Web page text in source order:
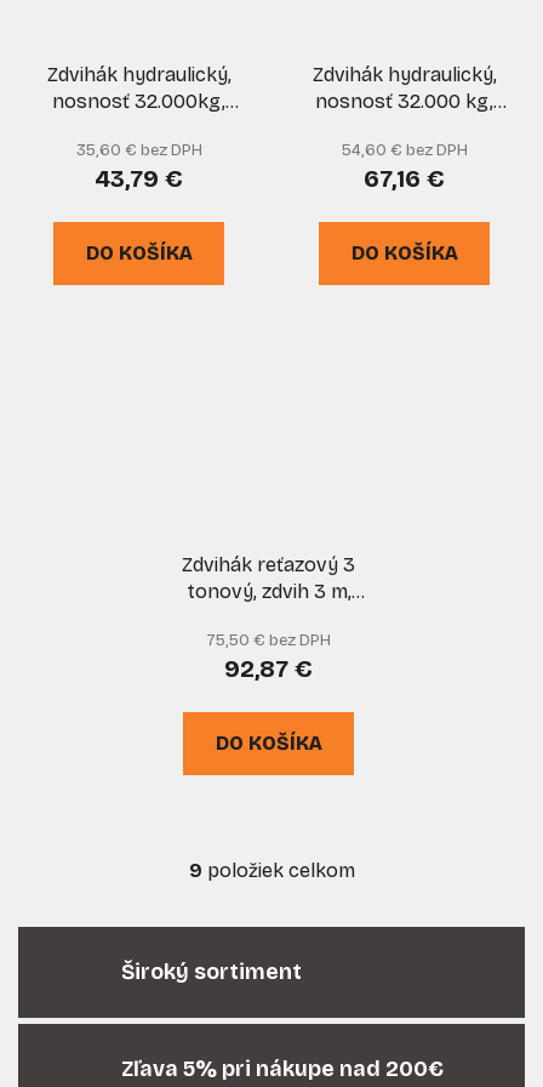
Zdvihák hydraulický,
nosnosť 32.000kg,
35,60 € bez DPH
43,79 €
DO KOŠÍKA
Zdvihák hydraulický,
nosnosť 32.000 kg,
54,60 € bez DPH
67,16 €
DO KOŠÍKA
Zdvihák reťazový 3
tonový, zdvih 3 m,
75,50 € bez DPH
92,87 €
DO KOŠÍKA
O
l
á
d
a
i
9 položiek celkom
Široký sortiment
Zľava 5% pri nákupe nad 200€